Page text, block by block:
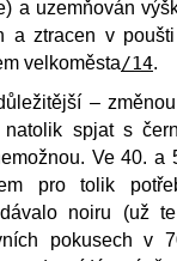
a uzemňován
a ztracen v
velkoměsta/14.
–
natolik spjat s
Ve 40. a
pro tolik
noiru (už
pokusech v